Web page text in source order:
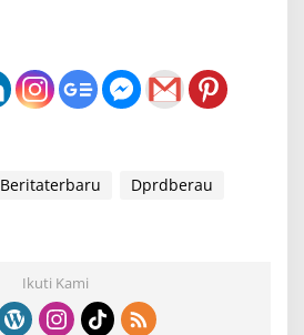
Beritaterbaru
Dprdberau
Ikuti Kami